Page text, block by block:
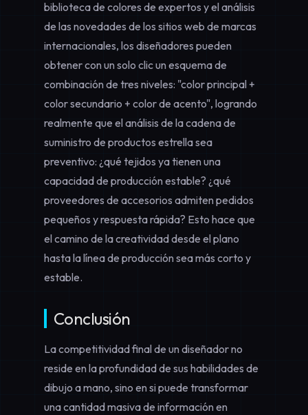
biblioteca de colores de expertos y el análisis
de las novedades de los sitios web de marcas
internacionales, los diseñadores pueden
obtener con un solo clic un esquema de
combinación de tres niveles: "color principal +
color secundario + color de acento", logrando
realmente que elanálisis de la cadena de
suministro de productos estrellasea
preventivo: ¿qué tejidos ya tienen una
capacidad de producción estable? ¿qué
proveedores de accesorios admiten pedidos
pequeños y respuesta rápida? Esto hace que
el camino de la creatividad desde el plano
hasta la línea de producción sea más corto y
estable.
Conclusión
La competitividad final de un diseñador no
reside en la profundidad de sus habilidades de
dibujo a mano, sino en si puede transformar
una cantidad masiva de información en